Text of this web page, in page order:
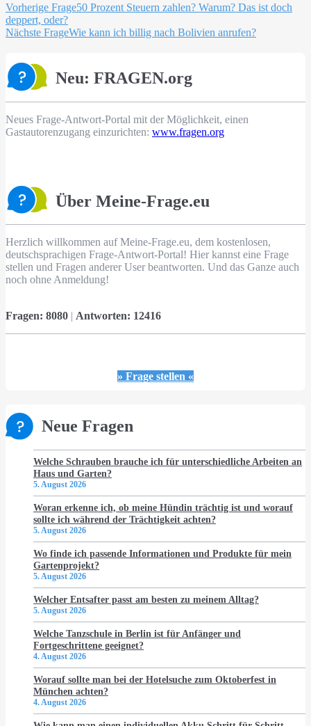
Beitragsnavigation
Vorherige Frage50 Prozent Steuern zahlen? Warum? Das ist doch
deppert, oder?
Nächste FrageWie kann ich billig nach Bolivien anrufen?
Neu: FRAGEN.org
Neues Frage-Antwort-Portal mit der Möglichkeit, einen
Gastautorenzugang einzurichten: www.fragen.org
Über Meine-Frage.eu
Herzlich willkommen auf Meine-Frage.eu, dem kostenlosen,
deutschsprachigen Frage-Antwort-Portal! Hier kannst eine Frage
stellen und Fragen anderer User beantworten. Und das Ganze auch
noch ohne Anmeldung!
Fragen: 8080 | Antworten: 12416
» Frage stellen «
Neue Fragen
Welche Schrauben brauche ich für unterschiedliche Arbeiten an
Haus und Garten?
5. August 2026
Woran erkenne ich, ob meine Hündin trächtig ist und worauf
sollte ich während der Trächtigkeit achten?
5. August 2026
Wo finde ich passende Informationen und Produkte für mein
Gartenprojekt?
5. August 2026
Welcher Entsafter passt am besten zu meinem Alltag?
5. August 2026
Welche Tanzschule in Berlin ist für Anfänger und
Fortgeschrittene geeignet?
4. August 2026
Worauf sollte man bei der Hotelsuche zum Oktoberfest in
München achten?
4. August 2026